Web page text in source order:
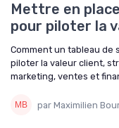
Mettre en
pour piloter la
Comment un tableau de
piloter la valeur client,
marketing, ventes et
par Maximilien